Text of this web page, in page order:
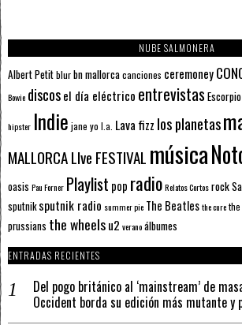
NUBE SALMONERA
Albert Petitblurbn mallorcacanciones ceremoney
Bowie discosel día eléctrico entrevistas Escorpio
hipster Indie jane yo l.a. Lava fizz los planetas
MALLORCA LIve FESTIVAL música
oasis Pau Forner Playlist pop radioRelatos Cortosrock
sputnik sputnik radio summer pie The Beatlesthe cure
prussians the wheelsu2 veranoálbumes
ENTRADAS RECIENTES
Del pogo británico al ‘mainstream’ de
Occident borda su edición más mutante y